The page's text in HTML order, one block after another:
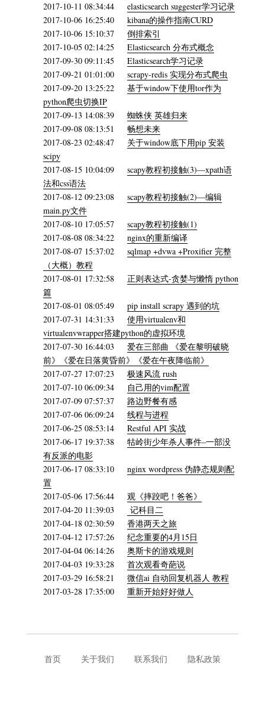
2017-10-11 08:34:44 elasticsearch suggester学习记录
2017-10-06 16:25:40 kibana的操作指南CURD
2017-10-06 15:10:37 倒排索引
2017-10-05 02:14:25 Elasticsearch 分布式概念
2017-09-30 09:11:45 Elasticsearch学习记录
2017-09-21 01:01:00 scrapy-redis 实现分布式爬虫
2017-09-20 13:25:22 基于window下使用tor作为
python爬虫切换IP
2017-09-13 14:08:39 蜘蛛侠 英雄归来
2017-09-08 08:13:51 畅想未来
2017-08-23 02:48:47 关于window底下用pip 安装
scipy
2017-08-15 10:04:09 scapy教程初接触(3)—xpath语
法和css语法
2017-08-12 09:23:08 scapy教程初接触(2)—编辑
main.py文件
2017-08-10 17:05:57 scapy教程初接触(1)
2017-08-08 08:34:22 nginx的重新编译
2017-08-07 15:37:02 sqlmap +dvwa +Proxifier 完整
（大概）教程
2017-08-01 17:32:58 正则表达式-贪婪与懒惰 python
篇
2017-08-01 08:05:49 pip install scrapy 遇到的坑
2017-07-31 14:31:33 使用virtualenv和
virtualenvwrapper搭建python的虚拟环境
2017-07-30 16:44:03 爱在三部曲 《爱在黎明破晓
前》《爱在日落黄昏前》《爱在午夜降临前》
2017-07-27 17:07:23 极速风流 rush
2017-07-10 06:09:34
自己用的vim配置
2017-07-09 07:57:37 路边野餐有感
2017-07-06 06:09:24 线程与进程
2017-06-25 08:53:14 Restful API 实战
2017-06-17 19:37:38 牯岭街少年杀人事件–一部没
有反派的电影
2017-06-17 08:33:10 nginx wordpress 伪静态规则配
置
2017-05-06 17:56:44 观《摔跤吧！爸爸》
2017-04-20 11:39:03
记科目二
2017-04-18 02:30:59 香港两天之旅
2017-04-12 17:57:26 纪念重要的4月15日
2017-04-04 06:14:26 奥斯卡的游戏规则
2017-04-03 19:33:28 首次观看奇葩说
2017-03-29 16:58:21 微信ai 自动回复机器人 教程
2017-03-28 17:35:00 重新开始好好做人
首页 关于我们 联系我们 隐私政策